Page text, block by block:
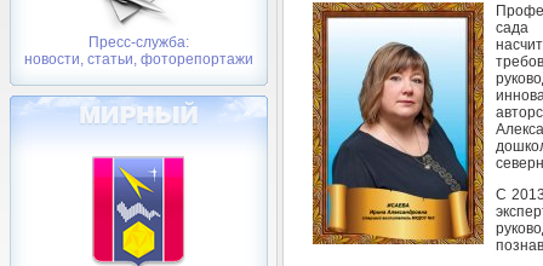
Пресс-служба:
новости, статьи, фоторепортажи
сада
С